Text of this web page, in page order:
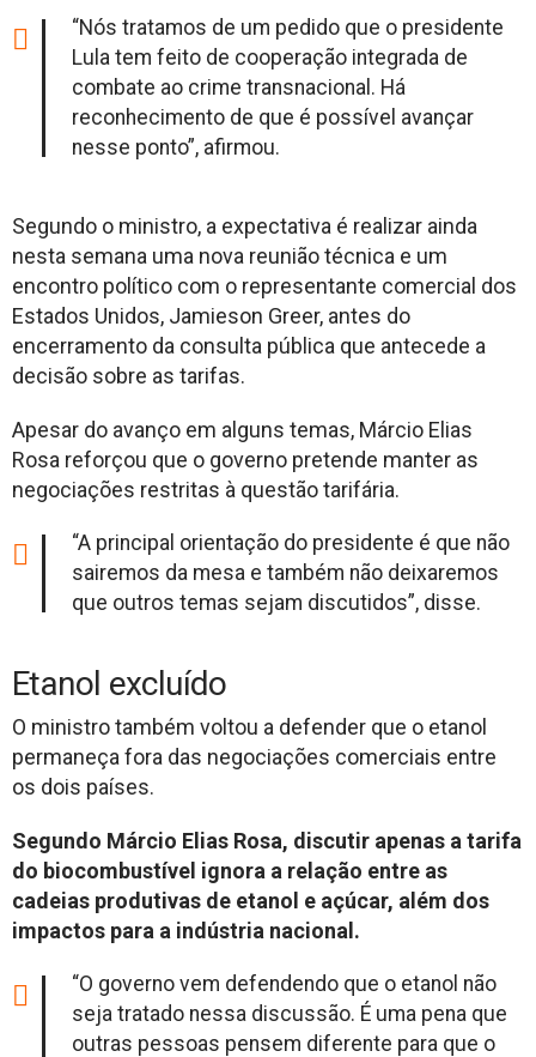
“Nós tratamos de um pedido que o presidente
Lula tem feito de cooperação integrada de
combate ao crime transnacional. Há
reconhecimento de que é possível avançar
nesse ponto”, afirmou.
Segundo o ministro, a expectativa é realizar ainda
nesta semana uma nova reunião técnica e um
encontro político com o representante comercial dos
Estados Unidos, Jamieson Greer, antes do
encerramento da consulta pública que antecede a
decisão sobre as tarifas.
Apesar do avanço em alguns temas, Márcio Elias
Rosa reforçou que o governo pretende manter as
negociações restritas à questão tarifária.
“A principal orientação do presidente é que não
sairemos da mesa e também não deixaremos
que outros temas sejam discutidos”, disse.
Etanol excluído
O ministro também voltou a defender que o etanol
permaneça fora das negociações comerciais entre
os dois países.
Segundo Márcio Elias Rosa, discutir apenas a tarifa
do biocombustível ignora a relação entre as
cadeias produtivas de etanol e açúcar, além dos
impactos para a indústria nacional.
“O governo vem defendendo que o etanol não
seja tratado nessa discussão. É uma pena que
outras pessoas pensem diferente para que o